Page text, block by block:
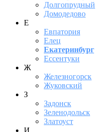
Долгопрудный
Домодедово
Е
Евпатория
Елец
Екатеринбург
Ессентуки
Ж
Железногорск
Жуковский
З
Задонск
Зеленодольск
Златоуст